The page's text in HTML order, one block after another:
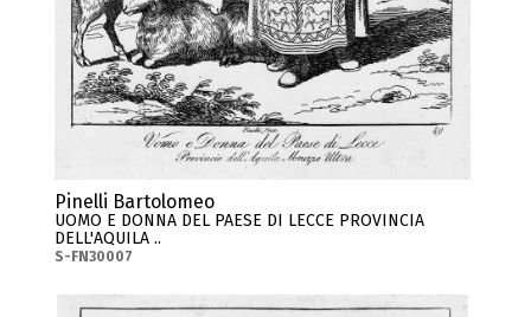
Pinelli Bartolomeo
UOMO E DONNA DEL PAESE DI LECCE PROVINCIA
DELL'AQUILA ..
S-FN30007